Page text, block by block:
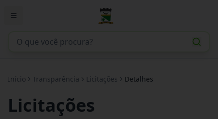
Início Transparência Licitações Detalhes
Licitações